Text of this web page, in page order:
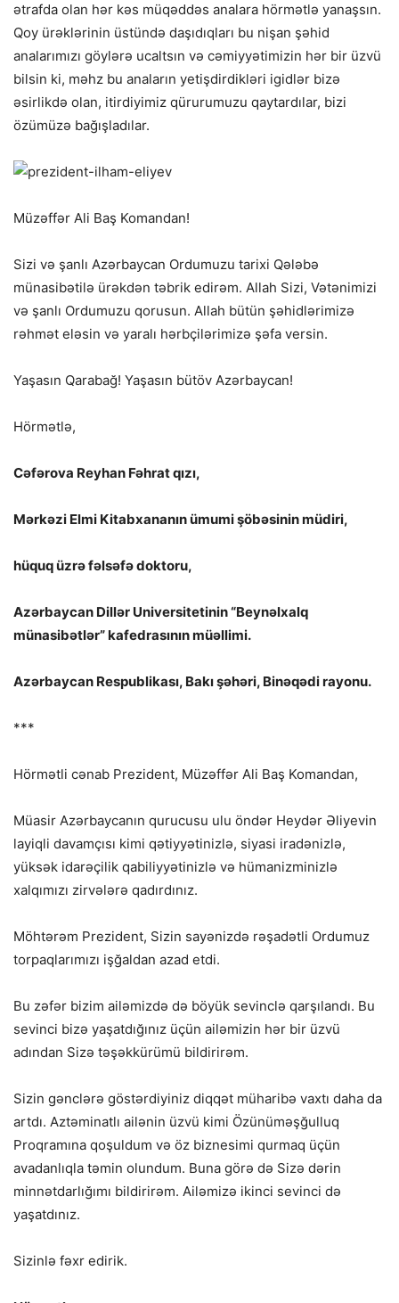
ətrafda olan hər kəs müqəddəs analara hörmətlə yanaşsın.
Qoy ürəklərinin üstündə daşıdıqları bu nişan şəhid
analarımızı göylərə ucaltsın və cəmiyyətimizin hər bir üzvü
bilsin ki, məhz bu anaların yetişdirdikləri igidlər bizə
əsirlikdə olan, itirdiyimiz qürurumuzu qaytardılar, bizi
özümüzə bağışladılar.
Müzəffər Ali Baş Komandan!
Sizi və şanlı Azərbaycan Ordumuzu tarixi Qələbə
münasibətilə ürəkdən təbrik edirəm. Allah Sizi, Vətənimizi
və şanlı Ordumuzu qorusun. Allah bütün şəhidlərimizə
rəhmət eləsin və yaralı hərbçilərimizə şəfa versin.
Yaşasın Qarabağ! Yaşasın bütöv Azərbaycan!
Hörmətlə,
Cəfərova Reyhan Fəhrat qızı,
Mərkəzi Elmi Kitabxananın ümumi şöbəsinin müdiri,
hüquq üzrə fəlsəfə doktoru,
Azərbaycan Dillər Universitetinin “Beynəlxalq
münasibətlər” kafedrasının müəllimi.
Azərbaycan Respublikası, Bakı şəhəri, Binəqədi rayonu.
***
Hörmətli cənab Prezident, Müzəffər Ali Baş Komandan,
Müasir Azərbaycanın qurucusu ulu öndər Heydər Əliyevin
layiqli davamçısı kimi qətiyyətinizlə, siyasi iradənizlə,
yüksək idarəçilik qabiliyyətinizlə və hümanizminizlə
xalqımızı zirvələrə qadırdınız.
Möhtərəm Prezident, Sizin sayənizdə rəşadətli Ordumuz
torpaqlarımızı işğaldan azad etdi.
Bu zəfər bizim ailəmizdə də böyük sevinclə qarşılandı. Bu
sevinci bizə yaşatdığınız üçün ailəmizin hər bir üzvü
adından Sizə təşəkkürümü bildirirəm.
Sizin gənclərə göstərdiyiniz diqqət müharibə vaxtı daha da
artdı. Aztəminatlı ailənin üzvü kimi Özünüməşğulluq
Proqramına qoşuldum və öz biznesimi qurmaq üçün
avadanlıqla təmin olundum. Buna görə də Sizə dərin
minnətdarlığımı bildirirəm. Ailəmizə ikinci sevinci də
yaşatdınız.
Sizinlə fəxr edirik.